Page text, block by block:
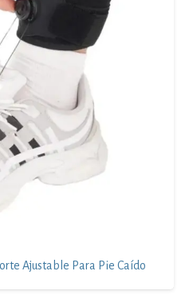
Ajustable Para Pie Caído